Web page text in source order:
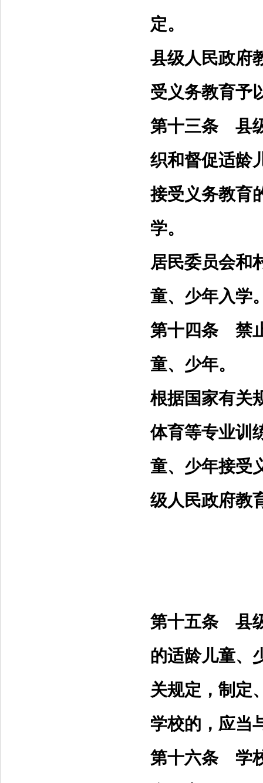
定。
县级人民政府
受义务教育予
第十三条 县
织和督促适龄
接受义务教育
学。
居民委员会和
童、少年入学
第十四条 禁
童、少年。
根据国家有关
体育等专业训
童、少年接受
级人民政府教
第十五条 县
的适龄儿童、
关规定，制定
学校的，应当
第十六条 学